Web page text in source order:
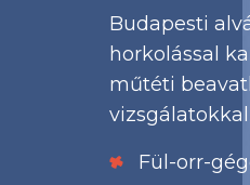
Budapesti
horkolással
műtéti
Fül-orr-